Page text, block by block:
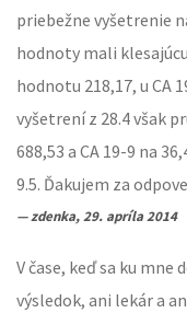
priebežne vyšetrenie
hodnoty mali
hodnotu 218,17, u CA
vyšetrení z 28.4 však
688,53 a CA 19-9 na
9.5. Ďakujem za
zdenka, 29. apríla 2014
V čase, keď sa ku mne
výsledok, ani lekár a